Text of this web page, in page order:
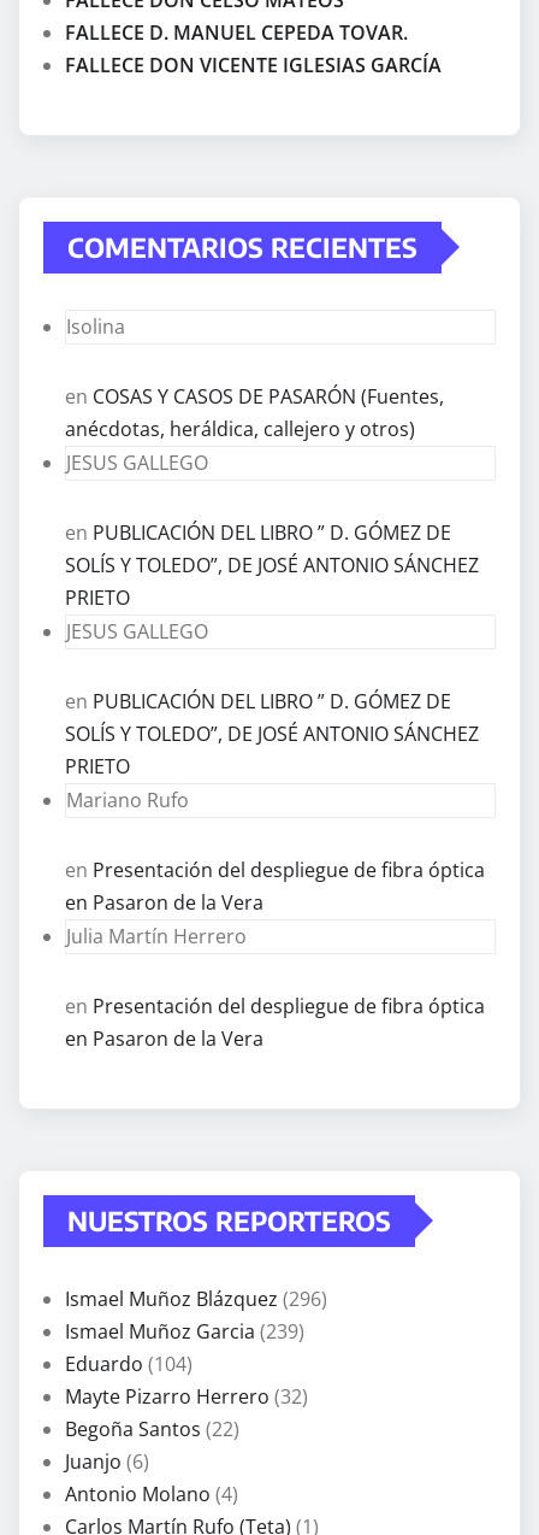
FALLECE D. MANUEL CEPEDA TOVAR.
FALLECE DON VICENTE IGLESIAS GARCÍA
COMENTARIOS RECIENTES
Isolina
en COSAS Y CASOS DE PASARÓN (Fuentes,
anécdotas, heráldica, callejero y otros)
JESUS GALLEGO
en PUBLICACIÓN DEL LIBRO ” D. GÓMEZ DE
SOLÍS Y TOLEDO”, DE JOSÉ ANTONIO SÁNCHEZ
PRIETO
JESUS GALLEGO
en PUBLICACIÓN DEL LIBRO ” D. GÓMEZ DE
SOLÍS Y TOLEDO”, DE JOSÉ ANTONIO SÁNCHEZ
PRIETO
Mariano Rufo
en Presentación del despliegue de fibra óptica
en Pasaron de la Vera
Julia Martín Herrero
en Presentación del despliegue de fibra óptica
en Pasaron de la Vera
NUESTROS REPORTEROS
Ismael Muñoz Blázquez (296)
Ismael Muñoz Garcia (239)
Eduardo (104)
Mayte Pizarro Herrero (32)
Begoña Santos (22)
Juanjo (6)
Antonio Molano (4)
Carlos Martín Rufo (Teta) (1)